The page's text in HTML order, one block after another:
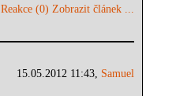
Reakce (0) Zobrazit článek ...
15.05.2012 11:43, Samuel